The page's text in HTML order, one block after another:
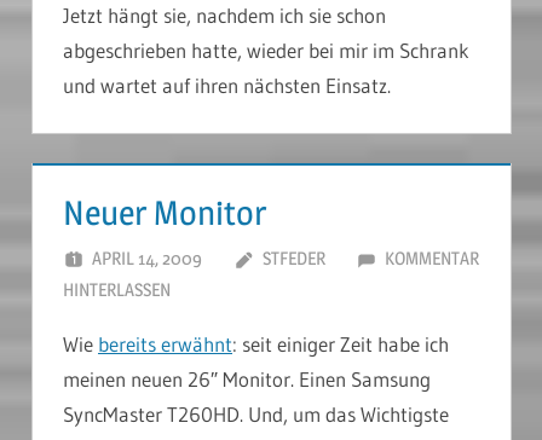
Jetzt hängt sie, nachdem ich sie schon
abgeschrieben hatte, wieder bei mir im Schrank
und wartet auf ihren nächsten Einsatz.
Neuer Monitor
APRIL 14, 2009 STFEDER
KOMMENTAR
HINTERLASSEN
Wie bereits erwähnt: seit einiger Zeit habe ich
meinen neuen 26″ Monitor. Einen Samsung
SyncMaster T260HD. Und, um das Wichtigste